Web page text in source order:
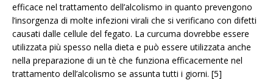
efficace nel trattamento dell’alcolismo in quanto prevengono
l’insorgenza di molte infezioni virali che si verificano con difetti
causati dalle cellule del fegato. La curcuma dovrebbe essere
utilizzata più spesso nella dieta e può essere utilizzata anche
nella preparazione di un tè che funziona efficacemente nel
trattamento dell’alcolismo se assunta tutti i giorni. [5]